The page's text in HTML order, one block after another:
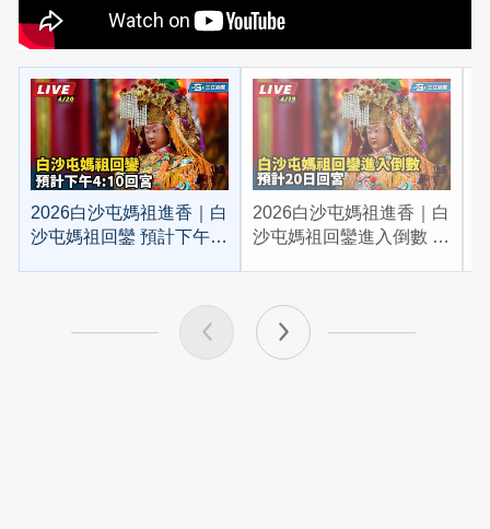
2026白沙屯媽祖進香｜白
沙屯媽祖回鑾 預計下午
2026白沙屯媽祖進香｜白
沙屯媽祖回鑾進入倒數 預